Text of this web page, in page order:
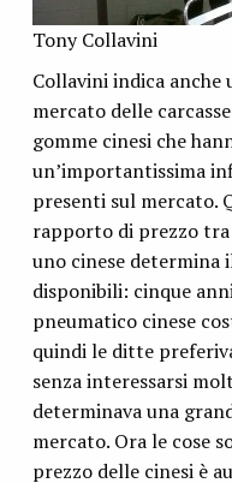
Tony Collavini
Collavini indica
mercato delle
gomme cinesi che
un’importantissima
presenti sul mercato.
rapporto di prezzo
uno cinese determina
disponibili: cinque
pneumatico cinese
quindi le ditte
senza interessarsi
determinava una
mercato. Ora le cose
prezzo delle cinesi è